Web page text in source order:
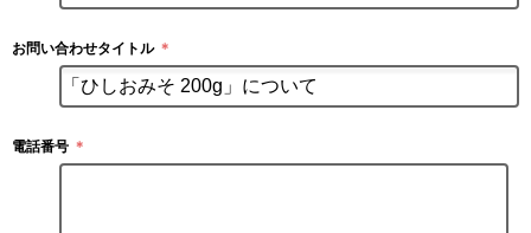
お問い合わせタイトル ＊
電話番号 ＊